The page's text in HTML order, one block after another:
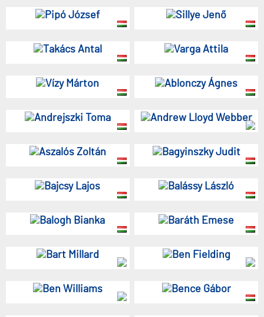
Pipó József Sillye Jenő
Takács Antal Varga Attila
Vízy Márton Ablonczy Ágnes
Andrejszki Toma Andrew Lloyd Webber
Aszalós Zoltán Bagyinszky Judit
Bajcsy Lajos Balássy László
Balogh Bianka Baráth Emese
Bart Millard Ben Fielding
Ben Williams Bence Gábor